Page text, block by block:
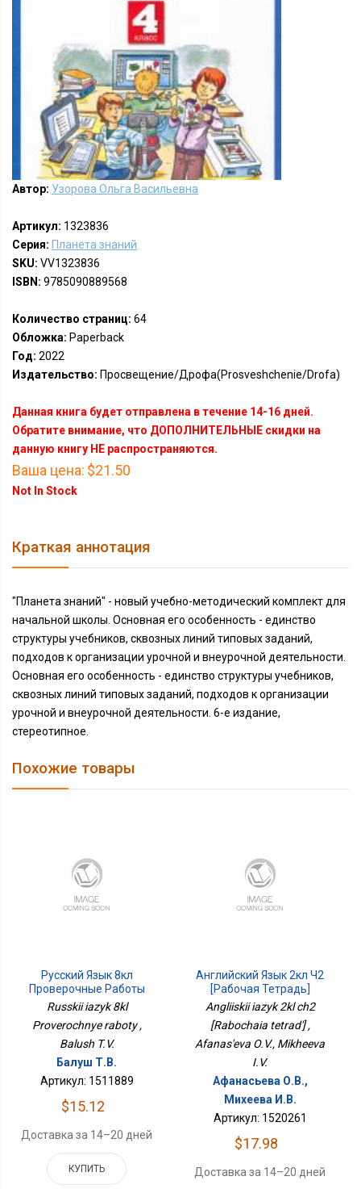
Автор: Узорова Ольга Васильевна
Артикул: 1323836
Серия: Планета знаний
SKU: VV1323836
ISBN: 9785090889568
Количество страниц: 64
Обложка: Paperback
Год: 2022
Издательство: Просвещение/Дрофа(Prosveshchenie/Drofa)
Данная книга будет отправлена в течение 14-16 дней.
Обратите внимание, что ДОПОЛНИТЕЛЬНЫЕ скидки на
данную книгу НЕ распространяются.
Ваша цена: $21.50
Not In Stock
Краткая аннотация
"Планета знаний" - новый учебно-методический комплект для
начальной школы. Основная его особенность - единство
структуры учебников, сквозных линий типовых заданий,
подходов к организации урочной и внеурочной деятельности.
Основная его особенность - единство структуры учебников,
сквозных линий типовых заданий, подходов к организации
урочной и внеурочной деятельности. 6-е издание,
стереотипное.
Похожие товары
Русский Язык 8кл
Проверочные Работы
Russkii iazyk 8kl
Proverochnye raboty ,
Balush T.V.
Балуш Т.В.
Артикул: 1511889
$15.12
Доставка за 14–20 дней
КУПИТЬ
Английский Язык 2кл Ч2
[Рабочая Тетрадь]
Angliiskii iazyk 2kl ch2
[Rabochaia tetrad'] ,
Afanas'eva O.V., Mikheeva
I.V.
Афанасьева О.В.,
Михеева И.В.
Артикул: 1520261
$17.98
Доставка за 14–20 дней